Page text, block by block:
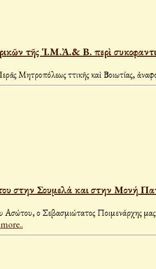
τῆς Ἱ.Μ.Ἀ.& Β. περὶ
Μητροπόλεως Ἀττικῆς καὶ Βοιωτίας,
στην Σουμελά και στην Μονή
ο Σεβασμιώτατος Ποιμενάρχης